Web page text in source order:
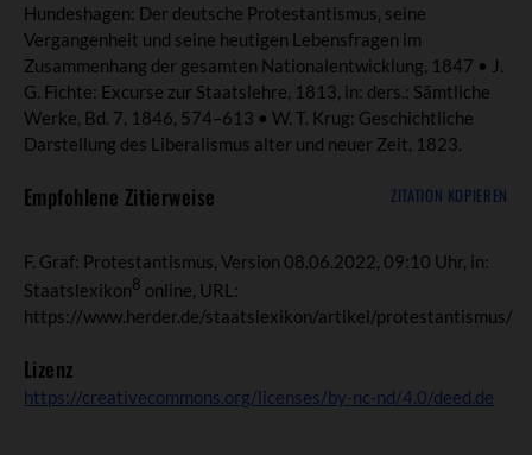
Hundeshagen: Der deutsche Protestantismus, seine
Vergangenheit und seine heutigen Lebensfragen im
Zusammenhang der gesamten Nationalentwicklung, 1847 • J.
G. Fichte: Excurse zur Staatslehre, 1813, in: ders.: Sämtliche
Werke, Bd. 7, 1846, 574–613 • W. T. Krug: Geschichtliche
Darstellung des Liberalismus alter und neuer Zeit, 1823.
Empfohlene Zitierweise ZITATION KOPIEREN
F. Graf: Protestantismus, Version 08.06.2022, 09:10 Uhr, in:
Staatslexikon8 online, URL:
https://www.herder.de/staatslexikon/artikel/protestantismus/
Lizenz
https://creativecommons.org/licenses/by-nc-nd/4.0/deed.de